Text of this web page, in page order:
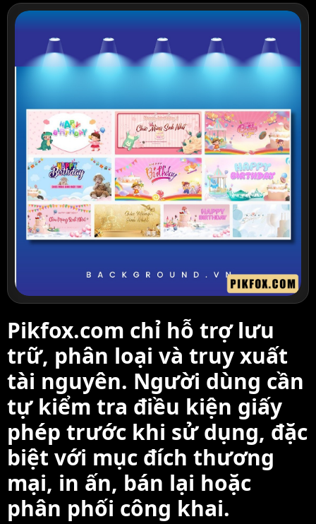
Pikfox.com chỉ hỗ trợ lưu
trữ, phân loại và truy xuất
tài nguyên. Người dùng cần
tự kiểm tra điều kiện giấy
phép trước khi sử dụng, đặc
biệt với mục đích thương
mại, in ấn, bán lại hoặc
phân phối công khai.